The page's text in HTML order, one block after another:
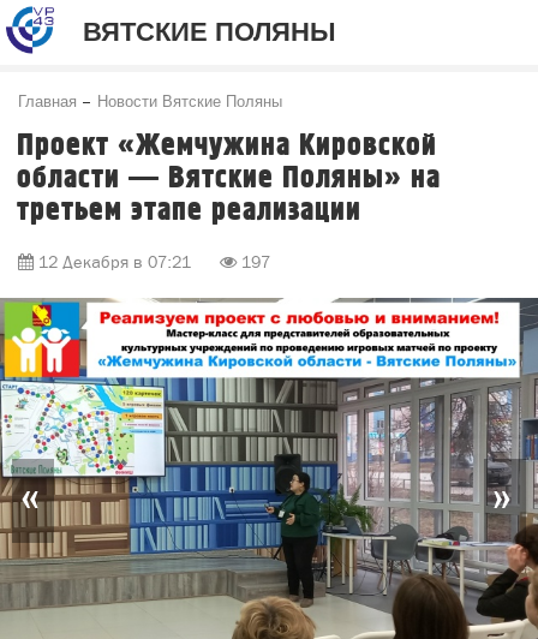
ВЯТСКИЕ ПОЛЯНЫ
Главная Новости Вятские Поляны
Проект «Жемчужина Кировской
области — Вятские Поляны» на
третьем этапе реализации
12 Декабря в 07:21 197
« »